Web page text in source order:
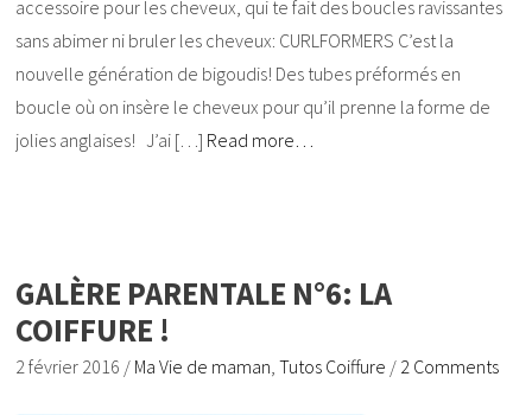
accessoire pour les cheveux, qui te fait des boucles ravissantes
sans abimer ni bruler les cheveux: CURLFORMERS C’est la
nouvelle génération de bigoudis! Des tubes préformés en
boucle où on insère le cheveux pour qu’il prenne la forme de
jolies anglaises! J’ai […] Read more…
GALÈRE PARENTALE N°6: LA
COIFFURE !
2 février 2016 / Ma Vie de maman,Tutos Coiffure / 2 Comments